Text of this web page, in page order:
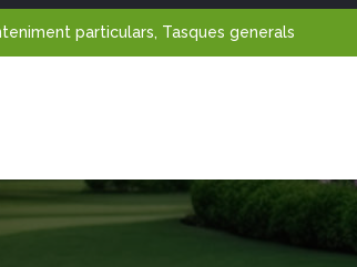
particulars, Tasques generals